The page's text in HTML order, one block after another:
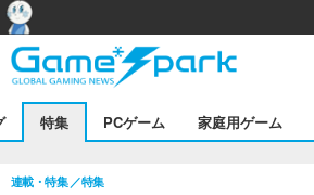
特集 PCゲーム 家庭用ゲーム
連載・特集 特集